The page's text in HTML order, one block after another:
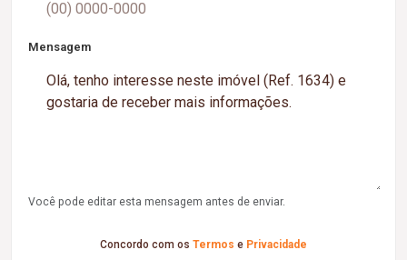
Mensagem
Você pode editar esta mensagem antes de enviar.
Concordo com os Termos e Privacidade